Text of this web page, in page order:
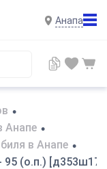
Анапа
•
Анапе •
в Анапе •
95 (о.п.)